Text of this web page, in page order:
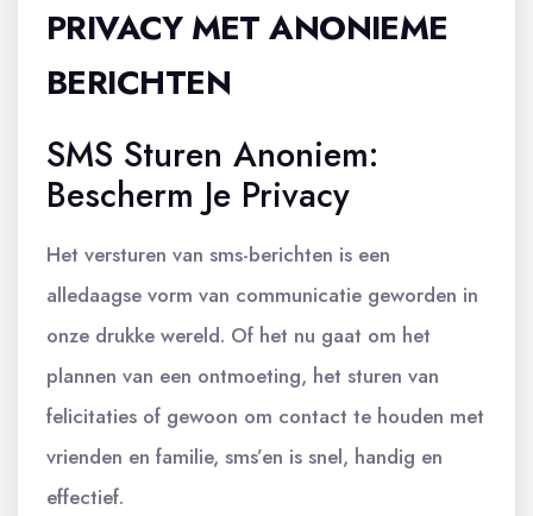
PRIVACY MET ANONIEME
BERICHTEN
SMS Sturen Anoniem:
Bescherm Je Privacy
Het versturen van sms-berichten is een
alledaagse vorm van communicatie geworden in
onze drukke wereld. Of het nu gaat om het
plannen van een ontmoeting, het sturen van
felicitaties of gewoon om contact te houden met
vrienden en familie, sms’en is snel, handig en
effectief.